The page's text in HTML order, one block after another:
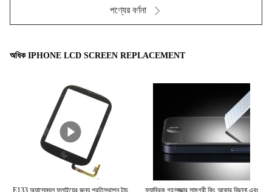
পণ্যের বর্ণনা
অধিক IPHONE LCD SCREEN REPLACEMENT
E133 অ্যাসেম্বল ফ্লাইয়ের জন্য প্রতিস্থাপন টাচ
ফ্যাব্রিক গৃহসজ্জার সামগ্রী কিং আকার বিছানা এবং